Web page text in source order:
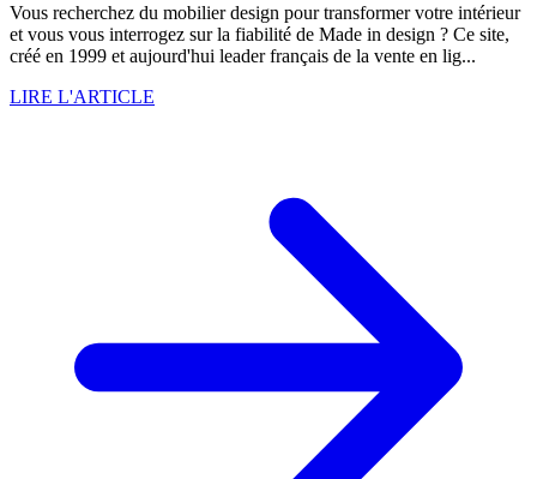
Vous recherchez du mobilier design pour transformer votre intérieur
et vous vous interrogez sur la fiabilité de Made in design ? Ce site,
créé en 1999 et aujourd'hui leader français de la vente en lig...
LIRE L'ARTICLE